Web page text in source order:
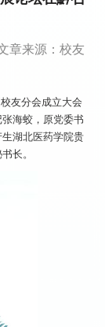
章来源：校友
友分会成立大会
海蛟，原党委书
湖北医药学院贵
长。